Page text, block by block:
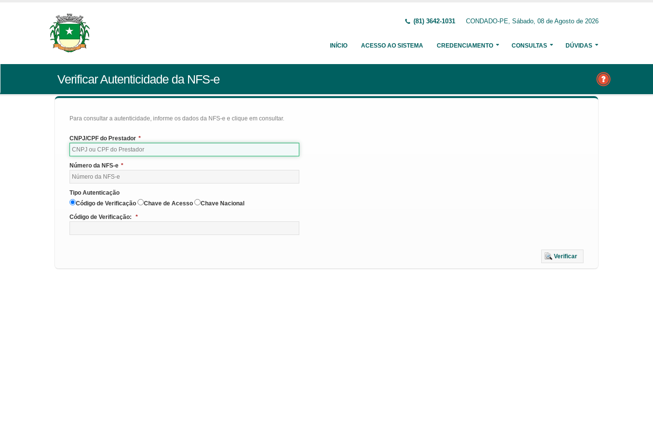
(81) 3642-1031 CONDADO-PE, Sábado, 08 de Agosto de 2026
INÍCIO ACESSO AO SISTEMA CREDENCIAMENTO CONSULTAS DÚVIDAS
Verificar Autenticidade da NFS-e
Para consultar a autenticidade, informe os dados da NFS-e e clique em consultar.
CNPJ/CPF do Prestador *
Número da NFS-e *
Tipo Autenticação
Código de Verificação
Chave de Acesso
Chave Nacional
Código de Verificação:
*
Verificar